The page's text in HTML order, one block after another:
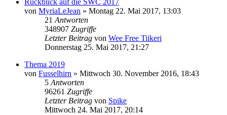
Rückblick auf die SWC 2017
von MyriaLeJean » Montag 22. Mai 2017, 13:03
21 Antworten
348907 Zugriffe
Letzter Beitrag von Wee Free Tiikeri
Donnerstag 25. Mai 2017, 21:27
Thema 2019
von Fusselhirn » Mittwoch 30. November 2016, 18:43
5 Antworten
96261 Zugriffe
Letzter Beitrag von Spike
Mittwoch 24. Mai 2017, 20:14